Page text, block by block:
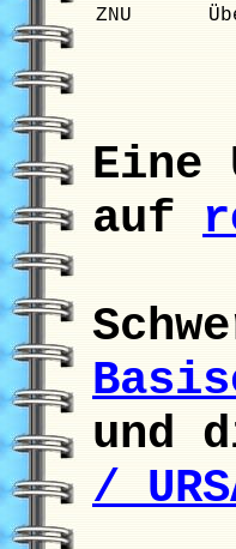
ZNU
Eine
auf
und
/